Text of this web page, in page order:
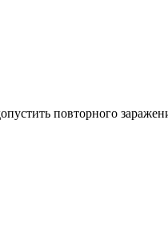
повторного